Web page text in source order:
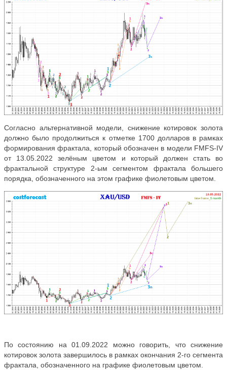
Согласно альтернативной модели, снижение котировок золота
должно было продолжиться к отметке 1700 долларов в рамках
формирования фрактала, который обозначен в модели FMFS-IV
от 13.05.2022 зелёным цветом и который должен стать во
фрактальной структуре 2-ым сегментом фрактала большего
порядка, обозначенного на этом графике фиолетовым цветом.
По состоянию на 01.09.2022 можно говорить, что снижение
котировок золота завершилось в рамках окончания 2-го сегмента
фрактала, обозначенного на графике фиолетовым цветом.